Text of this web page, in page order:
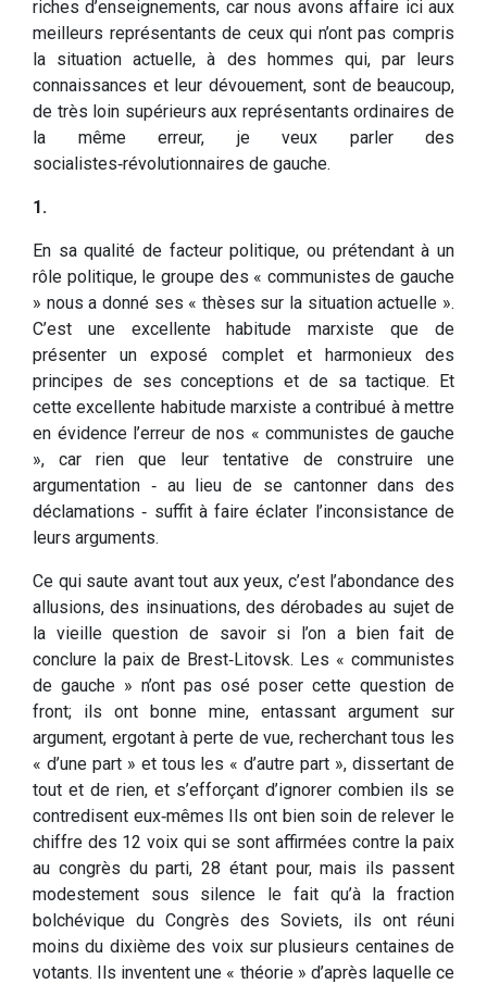
riches d’enseignements, car nous avons affaire ici aux
meilleurs représentants de ceux qui n’ont pas compris
la situation actuelle, à des hommes qui, par leurs
connaissances et leur dévouement, sont de beaucoup,
de très loin supérieurs aux représentants ordinaires de
la même erreur, je veux parler des
socialistes‑révolutionnaires de gauche.
1.
En sa qualité de facteur politique, ou prétendant à un
rôle politique, le groupe des « communistes de gauche
» nous a donné ses « thèses sur la situation actuelle ».
C’est une excellente habitude marxiste que de
présenter un exposé complet et harmonieux des
principes de ses conceptions et de sa tactique. Et
cette excellente habitude marxiste a contribué à mettre
en évidence l’erreur de nos « communistes de gauche
», car rien que leur tentative de construire une
argumentation ‑ au lieu de se cantonner dans des
déclamations ‑ suffit à faire éclater l’inconsistance de
leurs arguments.
Ce qui saute avant tout aux yeux, c’est l’abondance des
allusions, des insinuations, des dérobades au sujet de
la vieille question de savoir si l’on a bien fait de
conclure la paix de Brest‑Litovsk. Les « communistes
de gauche » n’ont pas osé poser cette question de
front; ils ont bonne mine, entassant argument sur
argument, ergotant à perte de vue, recherchant tous les
« d’une part » et tous les « d’autre part », dissertant de
tout et de rien, et s’efforçant d’ignorer combien ils se
contredisent eux‑mêmes Ils ont bien soin de relever le
chiffre des 12 voix qui se sont affirmées contre la paix
au congrès du parti, 28 étant pour, mais ils passent
modestement sous silence le fait qu’à la fraction
bolchévique du Congrès des Soviets, ils ont réuni
moins du dixième des voix sur plusieurs centaines de
votants. Ils inventent une « théorie » d’après laquelle ce